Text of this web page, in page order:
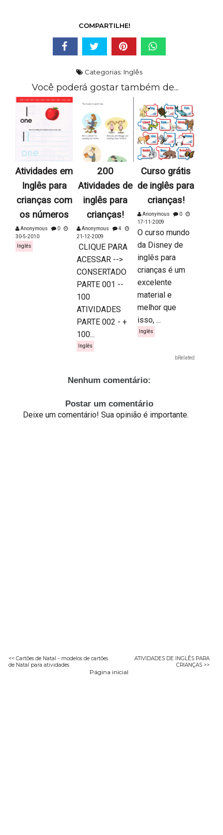
COMPARTILHE!
Categorias: Inglês
Você poderá gostar também de...
Atividades em
Inglês para
crianças com
os números
Anonymous
0
30-5-2010
Inglês
200
Atividades de
inglês para
crianças!
Anonymous
4
21-12-2009
CLIQUE PARA
ACESSAR -->
CONSERTADO
PARTE 001 --
100
ATIVIDADES
PARTE 002 - +
100...
Inglês
Curso grátis
de inglês para
crianças!
Anonymous
0
17-11-2009
O curso mundo
da Disney de
inglês para
crianças é um
excelente
material e
melhor que
isso, ...
Inglês
bRelated
Nenhum comentário:
Postar um comentário
Deixe um comentário! Sua opinião é importante.
<< Cartões de Natal - modelos de cartões
de Natal para atividades
ATIVIDADES DE INGLÊS PARA
CRIANÇAS >>
Página inicial